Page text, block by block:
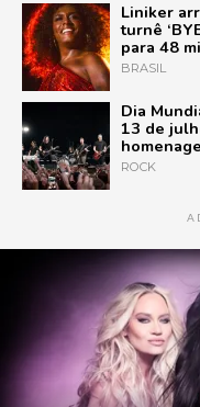
Liniker
turnê
para 48
BRASIL
Dia
13 de
ROCK